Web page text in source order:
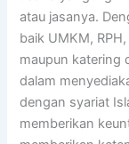
atau jasanya.
baik UMKM,
maupun katering
dalam
dengan syariat
memberikan